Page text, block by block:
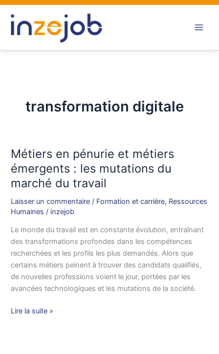
Aller
contenu
transformation digitale
Métiers en pénurie et métiers
émergents : les mutations du
marché du travail
Laisser un commentaire / Formation et carrière, Ressources
Humaines / inzejob
Le monde du travail est en constante évolution, entraînant
des transformations profondes dans les compétences
recherchées et les profils les plus demandés. Alors que
certains métiers peinent à trouver des candidats qualifiés,
de nouvelles professions voient le jour, portées par les
avancées technologiques et les mutations de la société.
Métiers
en
pénurie
et
métiers
émergents
les
mutations
du
marché
du
travail
Lire la suite »